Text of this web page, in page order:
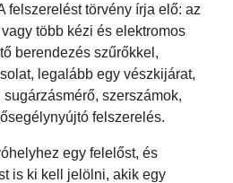
felszerelést törvény írja elő: az
több kézi és elektromos
berendezés szűrőkkel,
legalább egy vészkijárat,
szerszámok,
felszerelés.
egy felelőst, és
is ki kell jelölni, akik egy